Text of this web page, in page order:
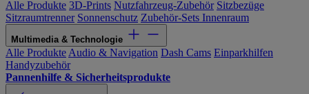
Alle Produkte 3D-Prints Nutzfahrzeug-Zubehör Sitzbezüge
Sitzraumtrenner Sonnenschutz Zubehör-Sets Innenraum
Multimedia & Technologie
Alle Produkte Audio & Navigation Dash Cams Einparkhilfen
Handyzubehör
Pannenhilfe & Sicherheitsprodukte